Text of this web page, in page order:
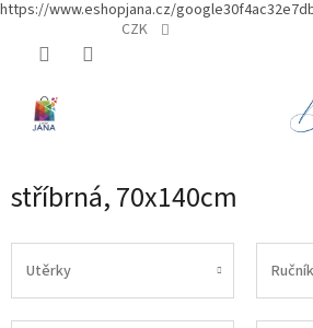
https://www.eshopjana.cz/
CZK
stříbrná, 70x140cm
Utěrky